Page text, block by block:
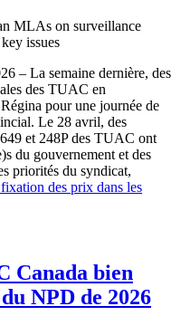
– La semaine dernière, des
des TUAC en
pour une journée de
Le 28 avril, des
et 248P des TUAC ont
du gouvernement et des
priorités du syndicat,
des prix dans les
Canada bien
NPD de 2026